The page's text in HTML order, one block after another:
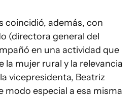
coincidió, además, con
(directora general del
en una actividad que
la mujer rural y la relevancia
vicepresidenta, Beatriz
modo especial a esa misma